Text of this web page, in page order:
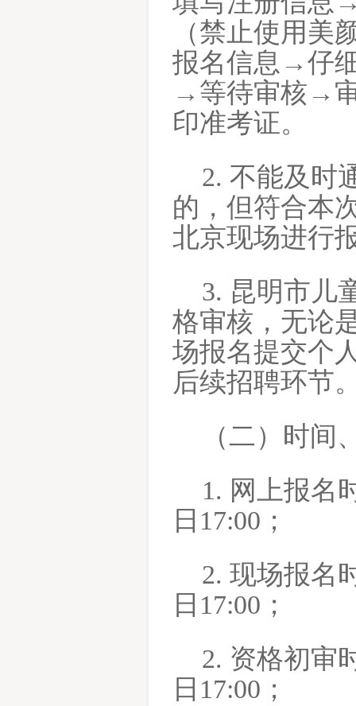
（禁止使用
报名信息→仔
→等待审核→
印准考证。
2. 不能及时
的，但符合本
北京现场进行
3. 昆明市儿
格审核，无论
场报名提交个
后续招聘环节
（二）时间
1. 网上报名
日17:00；
2. 现场报名
日17:00；
2. 资格初审
日17:00；